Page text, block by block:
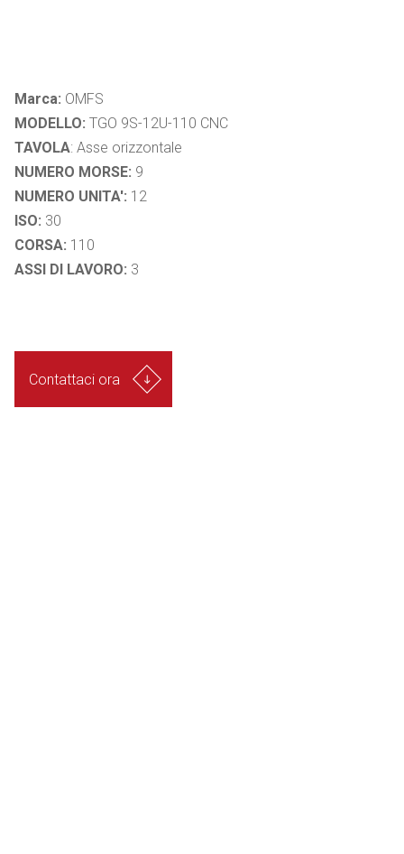
Marca: OMFS
MODELLO: TGO 9S-12U-110 CNC
TAVOLA: Asse orizzontale
NUMERO MORSE: 9
NUMERO UNITA': 12
ISO: 30
CORSA: 110
ASSI DI LAVORO: 3
Contattaci ora